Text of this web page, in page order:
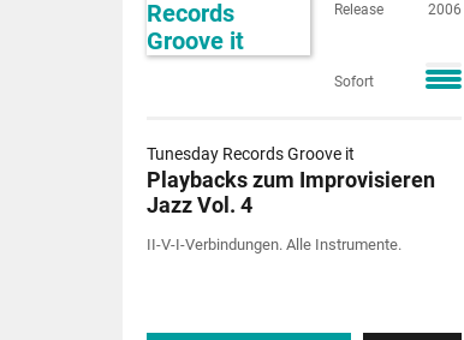
Release
2006
Sofort
Tunesday Records Groove it
Playbacks zum Improvisieren
Jazz Vol. 4
II-V-I-Verbindungen. Alle Instrumente.